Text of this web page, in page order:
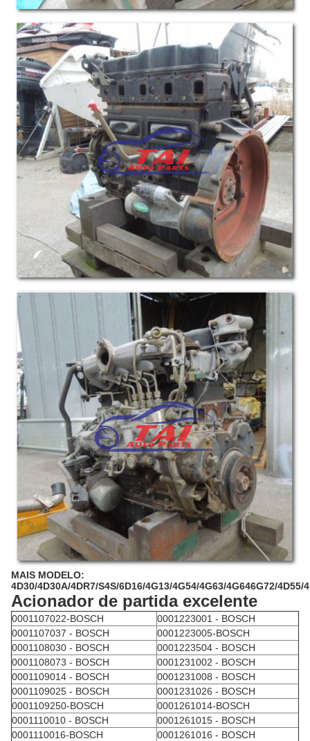
MAIS MODELO:
4D30/4D30A/4DR7/S4S/6D16/4G13/4G54/4G63/4G646G72/4D55/
Acionador de partida excelente
0001107022-BOSCH
0001223001 - BOSCH
0001107037 - BOSCH
0001223005-BOSCH
0001108030 - BOSCH
0001223504 - BOSCH
0001108073 - BOSCH
0001231002 - BOSCH
0001109014 - BOSCH
0001231008 - BOSCH
0001109025 - BOSCH
0001231026 - BOSCH
0001109250-BOSCH
0001261014-BOSCH
0001110010 - BOSCH
0001261015 - BOSCH
0001110016-BOSCH
0001261016 - BOSCH